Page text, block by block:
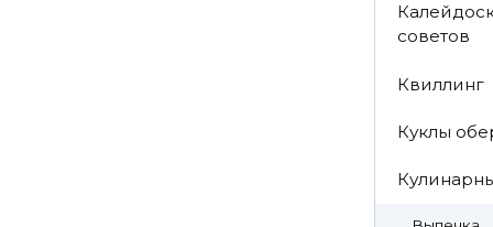
советов
Квиллинг
Куклы